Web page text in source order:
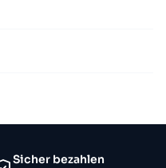
zu Ihrem Raum und
Sicher bezahlen